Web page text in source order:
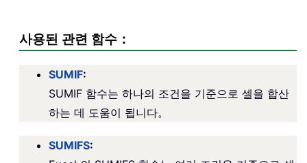
사용된 관련 함수：
SUMIF:
SUMIF 함수는 하나의 조건을 기준으로 셀을 합산
하는 데 도움이 됩니다。
SUMIFS: